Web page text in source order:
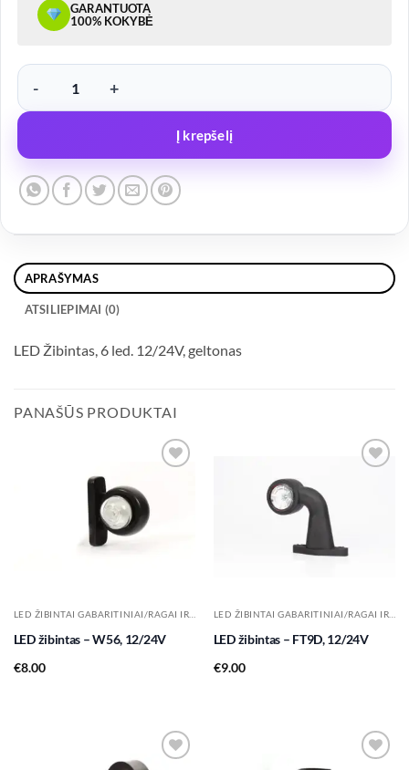
GARANTUOTA
100% KOKYBĖ
produkto kiekis: LED Žibintas, 6 led. 12/24V, geltonas
Į krepšelį
APRAŠYMAS
ATSILIEPIMAI (0)
LED Žibintas, 6 led. 12/24V, geltonas
PANAŠŪS PRODUKTAI
LED žibintas – W56, 12/24V
€8.00
LED žibintas – FT9D, 12/24V
€9.00